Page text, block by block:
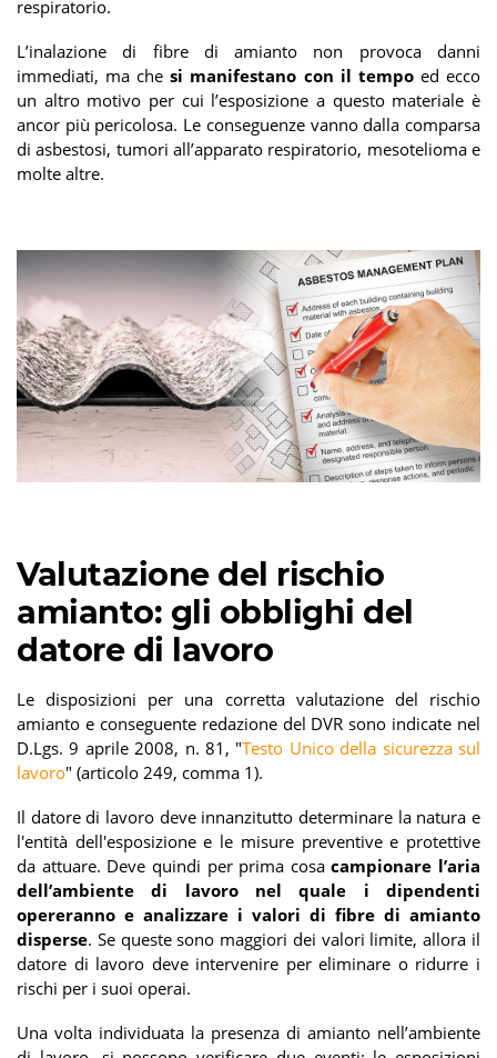
respiratorio.
L’inalazione di fibre di amianto non provoca danni
immediati, ma che si manifestano con il tempoed ecco
un altro motivo per cui l’esposizione a questo materiale è
ancor più pericolosa. Le conseguenze vanno dalla comparsa
di asbestosi, tumori all’apparato respiratorio, mesotelioma e
molte altre.
Valutazione del rischio
amianto: gli obblighi del
datore di lavoro
Le disposizioni per una corretta valutazione del rischio
amianto e conseguente redazione del DVR sono indicate nel
D.Lgs. 9 aprile 2008, n. 81, "Testo Unico della sicurezza sul
lavoro" (articolo 249, comma 1).
Il datore di lavoro deve innanzitutto determinare la natura e
l'entità dell'esposizione e le misure preventive e protettive
da attuare. Deve quindi per prima cosacampionare l’aria
dell’ambiente di lavoro nel quale i dipendenti
opereranno e analizzare i valori di fibre di amianto
disperse. Se queste sono maggiori dei valori limite, allora il
datore di lavoro deve intervenire per eliminare o ridurre i
rischi per i suoi operai.
Una volta individuata la presenza di amianto nell’ambiente